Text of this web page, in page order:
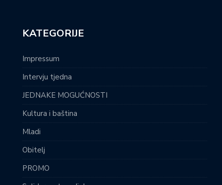
KATEGORIJE
Impressum
Intervju tjedna
JEDNAKE MOGUĆNOSTI
Kultura i baština
Mladi
Obitelj
PROMO